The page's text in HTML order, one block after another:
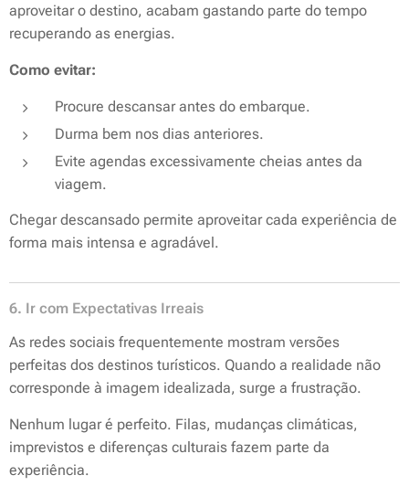
aproveitar o destino, acabam gastando parte do tempo
recuperando as energias.
Como evitar:
Procure descansar antes do embarque.
Durma bem nos dias anteriores.
Evite agendas excessivamente cheias antes da
viagem.
Chegar descansado permite aproveitar cada experiência de
forma mais intensa e agradável.
6. Ir com Expectativas Irreais
As redes sociais frequentemente mostram versões
perfeitas dos destinos turísticos. Quando a realidade não
corresponde à imagem idealizada, surge a frustração.
Nenhum lugar é perfeito. Filas, mudanças climáticas,
imprevistos e diferenças culturais fazem parte da
experiência.